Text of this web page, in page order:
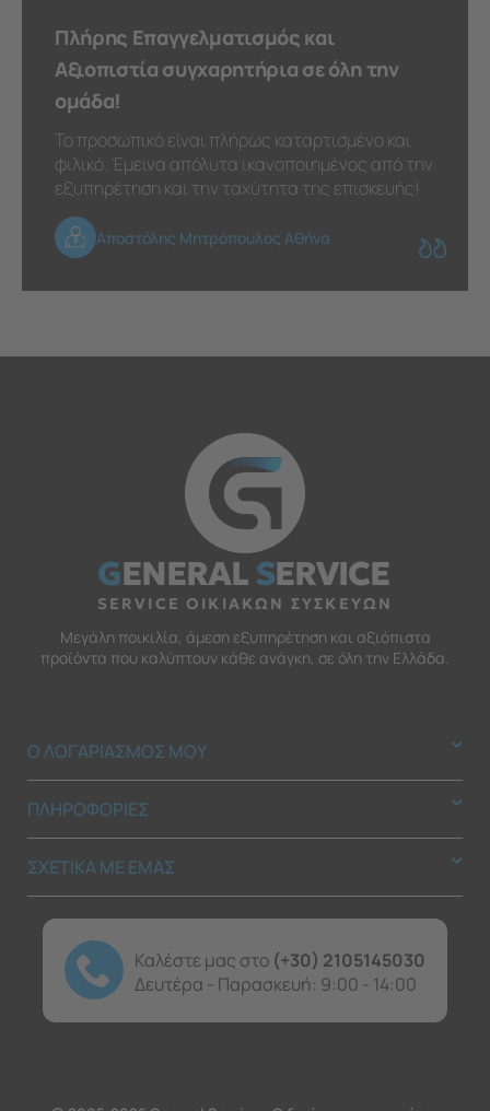
Πλήρης Επαγγελματισμός και
Αξιοπιστία συγχαρητήρια σε όλη την
ομάδα!
Το προσωπικό είναι πλήρως καταρτισμένο και
φιλικό. Έμεινα απόλυτα ικανοποιημένος από την
εξυπηρέτηση και την ταχύτητα της επισκευής!
Αποστόλης Μητρόπουλος Αθήνα
GENERALSERVICE
SERVICE ΟΙΚΙΑΚΩΝ ΣΥΣΚΕΥΩΝ
Μεγάλη ποικιλία, άμεση εξυπηρέτηση και αξιόπιστα
προϊόντα που καλύπτουν κάθε ανάγκη, σε όλη την Ελλάδα.
Ο ΛΟΓΑΡΙΑΣΜΟΣ ΜΟΥ
ΠΛΗΡΟΦΟΡΙΕΣ
ΣΧΕΤΙΚΑ ΜΕ ΕΜΑΣ
Καλέστε μας στο (+30) 2105145030
Δευτέρα - Παρασκευή: 9:00 - 14:00